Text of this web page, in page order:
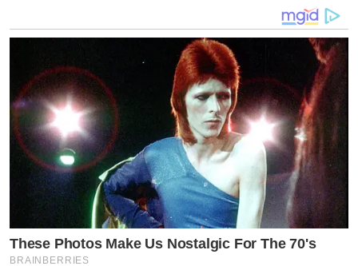
สายพันธุ์ย่อย BA.1 ในเดือนกุมภาพันธ์นี้มีแนวโน้มที่พบ สาย
พันธุ์ BA.2 เพิ่มขึ้นมาโดยตลอด (จากรูป) สายพันธุ์ BA.2 ไม่
ได้มีความรุนแรงเพิ่มขึ้น แต่จะติดต่อง่ายขึ้นกว่าสายพันธุ์
BA.1 และจะเป็นเหตุ ให้การแพร่กระจายของโรคได้มากขึ้น
ลักษณะทางไวรัสวิทยาของตัวแปร SARS-CoV-2
These Photos Make Us Nostalgic For The 70's
BRAINBERRIES